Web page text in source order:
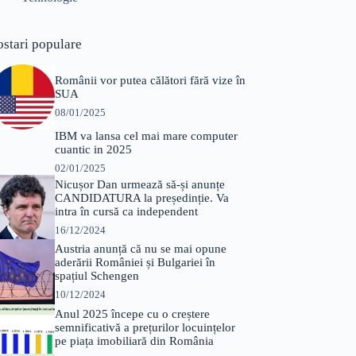
populare
Românii vor putea călători fără vize în
SUA
08/01/2025
IBM va lansa cel mai mare computer
cuantic in 2025
02/01/2025
Nicușor Dan urmează să-și anunțe
CANDIDATURA la președinție. Va
intra în cursă ca independent
16/12/2024
Austria anunță că nu se mai opune
aderării României și Bulgariei în
spațiul Schengen
10/12/2024
Anul 2025 începe cu o creștere
semnificativă a prețurilor locuințelor
pe piața imobiliară din România